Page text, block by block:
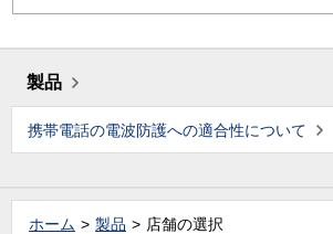
製品
携帯電話の電波防護への適合性について
ホーム 製品 店舗の選択